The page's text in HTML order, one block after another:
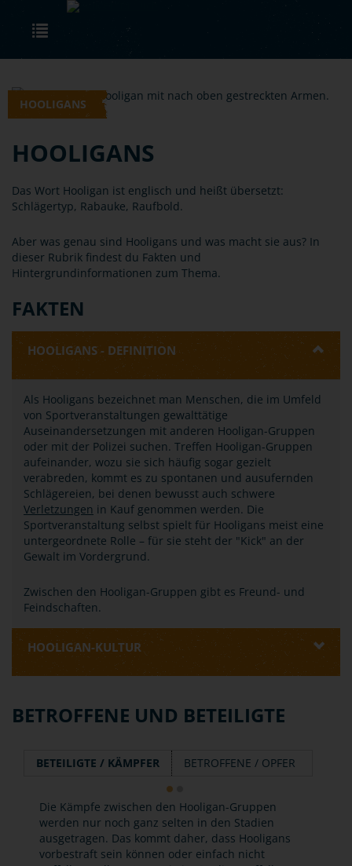
Skip to main content
HOOLIGANS
HOOLIGANS
Das Wort Hooligan ist englisch und heißt übersetzt:
Schlägertyp, Rabauke, Raufbold.
Aber was genau sind Hooligans und was macht sie aus? In
dieser Rubrik findest du Fakten und
Hintergrundinformationen zum Thema.
FAKTEN
HOOLIGANS - DEFINITION
Als Hooligans bezeichnet man Menschen, die im Umfeld
von Sportveranstaltungen gewalttätige
Auseinandersetzungen mit anderen Hooligan-Gruppen
oder mit der Polizei suchen. Treffen Hooligan-Gruppen
aufeinander, wozu sie sich häufig sogar gezielt
verabreden, kommt es zu spontanen und ausufernden
Schlägereien, bei denen bewusst auch schwere
Verletzungen in Kauf genommen werden. Die
Sportveranstaltung selbst spielt für Hooligans meist eine
untergeordnete Rolle – für sie steht der "Kick" an der
Gewalt im Vordergrund.
Zwischen den Hooligan-Gruppen gibt es Freund- und
Feindschaften.
HOOLIGAN-KULTUR
BETROFFENE UND BETEILIGTE
BETEILIGTE / KÄMPFER BETROFFENE / OPFER
Die Kämpfe zwischen den Hooligan-Gruppen
werden nur noch ganz selten in den Stadien
ausgetragen. Das kommt daher, dass Hooligans
vorbestraft sein können oder einfach nicht